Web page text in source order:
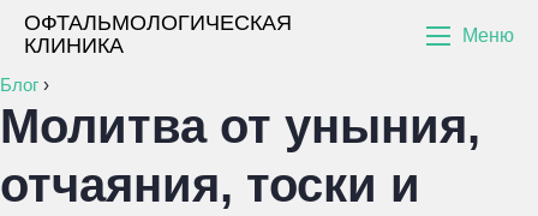
ОФТАЛЬМОЛОГИЧЕСКАЯ
КЛИНИКА
Меню
Блог ›
Молитва от уныния,
отчаяния, тоски и